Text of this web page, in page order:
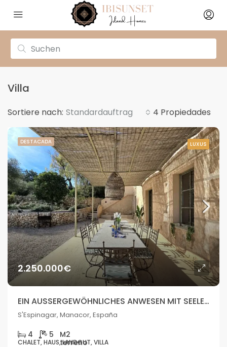
Villa
4 Propiedades
Sortiere nach: Standardauftrag
DESTACADA LUXUS
2.250.000€
EIN AUSSERGEWÖHNLICHES ANWESEN MIT SEELE, WO DIE NATUR AUF DAS MEER TRIFFT
S'Espinagar, Manacor, España
4 5
CHALET, HAUS, LANDGUT, VILLA